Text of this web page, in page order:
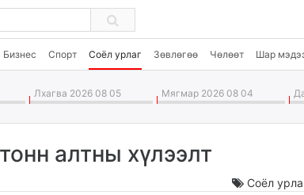
Бизнес Спорт Соёл урлаг Зөвлөгөө Чөлөөт Шар
Лхагва 2026 08 05 Мягмар 2026 08 04
алтны хүлээлт
Соёл